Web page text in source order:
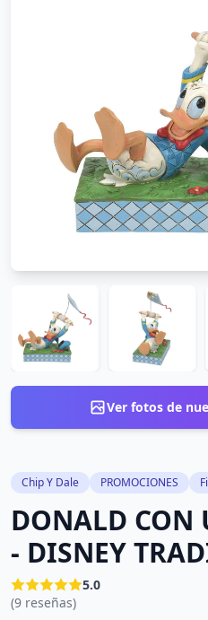
Ver fotos de
Chip Y Dale PROMOCIONES
DONALD CON
- DISNEY
5.0
(9 reseñas)